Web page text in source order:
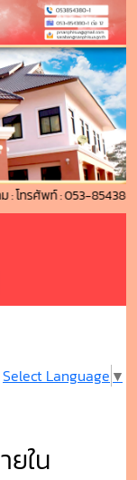
รศัพท์ : 053-854380-
Select Language ▼
ใน